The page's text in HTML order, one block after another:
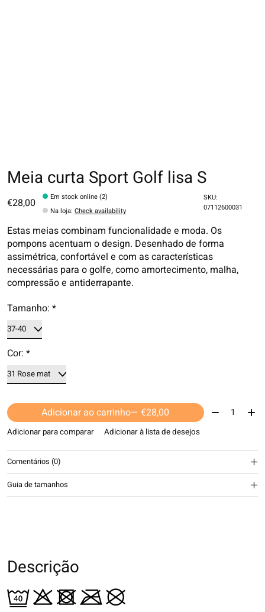
Meia curta Sport Golf lisa S
€28,00
Em stock online (2)
Na loja:Check availability
SKU:
07112600031
Estas meias combinam funcionalidade e moda. Os
pompons acentuam o design. Desenhado de forma
assimétrica, confortável e com as características
necessárias para o golfe, como amortecimento, malha,
compressão e antiderrapante.
Tamanho: *
Cor: *
Adicionar ao carrinho — €28,00 Quantidade:
Adicionar para comparar Adicionar à lista de desejos
Comentários (0)
Guia de tamanhos
Descrição